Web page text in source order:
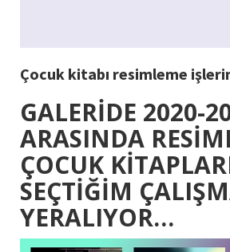
Çocuk kitabı resimleme
GALERİDE 2020-
ARASINDA
ÇOCUK
SEÇTİĞİM
YERALIYOR…